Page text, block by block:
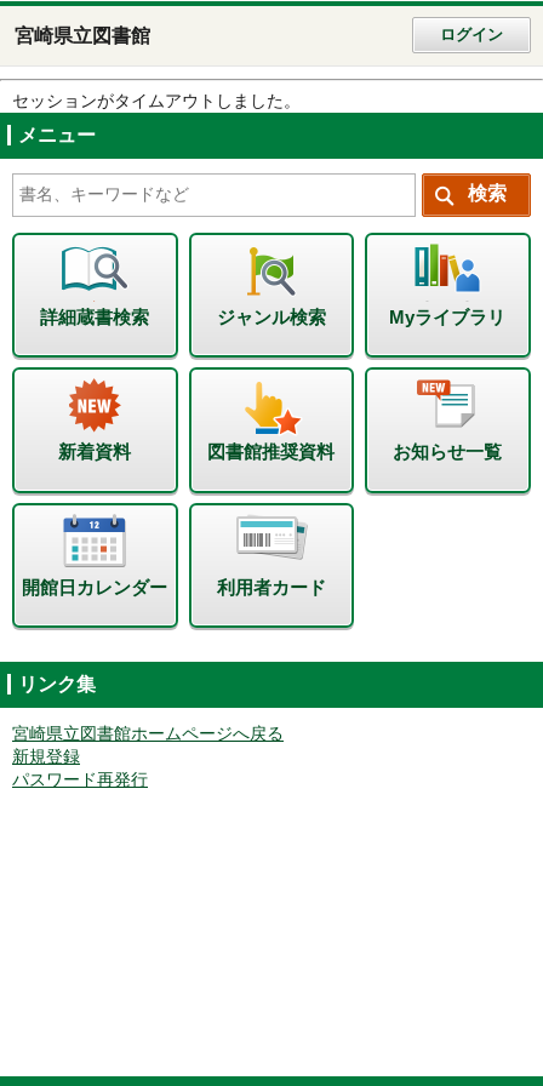
宮崎県立図書館 ログイン
セッションがタイムアウトしました。
メニュー
詳細蔵書検索 ジャンル検索 Myライブラリ
新着資料 図書館推奨資料 お知らせ一覧
開館日カレンダー 利用者カード
リンク集
宮崎県立図書館ホームページへ戻る
新規登録
パスワード再発行